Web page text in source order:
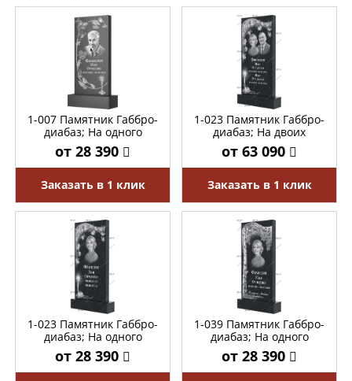
1-007 Памятник Габбро-
диабаз; На одного
от 28 390
Заказать в 1 клик
1-023 Памятник Габбро-
диабаз; На двоих
от 63 090
Заказать в 1 клик
1-023 Памятник Габбро-
диабаз; На одного
от 28 390
1-039 Памятник Габбро-
диабаз; На одного
от 28 390